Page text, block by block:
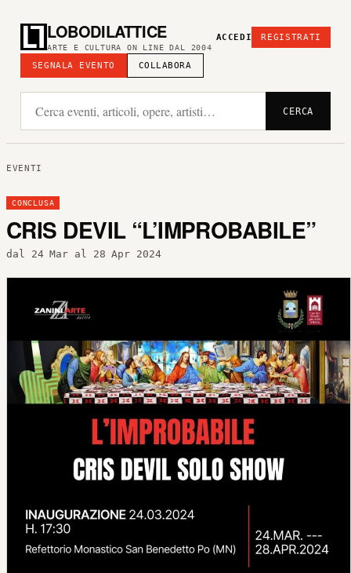
LOBODILATTICE
ARTE E CULTURA ON LINE DAL 2004
SEGNALA EVENTO COLLABORA
ACCEDI REGISTRATI
CERCA
EVENTI
CONCLUSA
CRIS DEVIL “L’IMPROBABILE”
dal 24 Mar al 28 Apr 2024